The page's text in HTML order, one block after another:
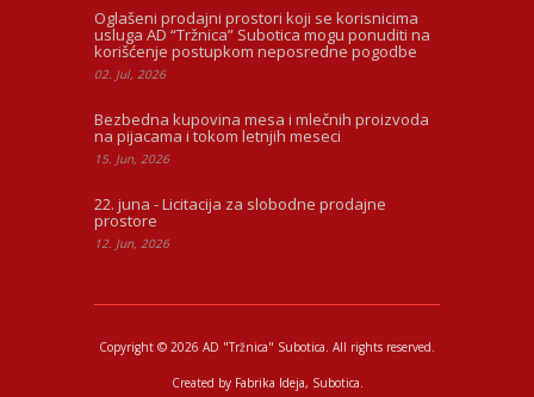
Oglašeni prodajni prostori koji se korisnicima
usluga AD “Tržnica” Subotica mogu ponuditi na
korišćenje postupkom neposredne pogodbe
02. Jul, 2026
Bezbedna kupovina mesa i mlečnih proizvoda
na pijacama i tokom letnjih meseci
15. Jun, 2026
22. juna - Licitacija za slobodne prodajne
prostore
12. Jun, 2026
Copyright © 2026 AD "Tržnica" Subotica. All rights reserved.
Created by Fabrika Ideja, Subotica.